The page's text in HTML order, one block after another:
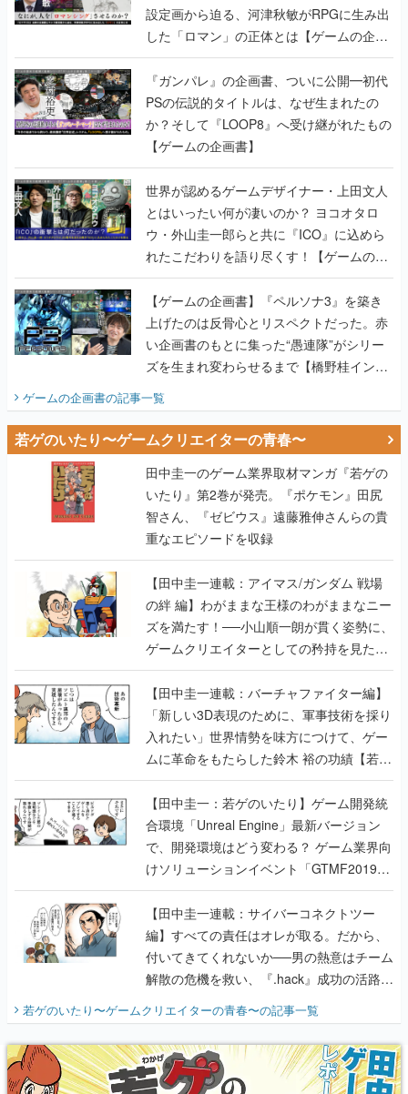
『ガンパレ』の企画書、ついに公開━初代
PSの伝説的タイトルは、なぜ生まれたの
か？そして『LOOP8』へ受け継がれたもの
【ゲームの企画書】
世界が認めるゲームデザイナー・上田文人
とはいったい何が凄いのか？ ヨコオタロ
ウ・外山圭一郎らと共に『ICO』に込めら
れたこだわりを語り尽くす！【ゲームの企
画書】
【ゲームの企画書】『ペルソナ3』を築き
上げたのは反骨心とリスペクトだった。赤
い企画書のもとに集った“愚連隊”がシリー
ズを生まれ変わらせるまで【橋野桂インタ
ビュー】
ゲームの企画書の記事一覧
若ゲのいたり〜ゲームクリエイターの青春〜
田中圭一のゲーム業界取材マンガ『若ゲの
いたり』第2巻が発売。『ポケモン』田尻
智さん、『ゼビウス』遠藤雅伸さんらの貴
重なエピソードを収録
【田中圭一連載：アイマス/ガンダム 戦場
の絆 編】わがままな王様のわがままなニー
ズを満たす！──小山順一朗が貫く姿勢に、
ゲームクリエイターとしての矜持を見た
【若ゲのいたり最終回】
【田中圭一連載：バーチャファイター編】
「新しい3D表現のために、軍事技術を採り
入れたい」世界情勢を味方につけて、ゲー
ムに革命をもたらした鈴木 裕の功績【若ゲ
のいたり】
【田中圭一：若ゲのいたり】ゲーム開発統
合環境「Unreal Engine」最新バージョン
で、開発環境はどう変わる？ ゲーム業界向
けソリューションイベント「GTMF2019」
に行って、より理解を深めよう【PR】
【田中圭一連載：サイバーコネクトツー
編】すべての責任はオレが取る。だから、
付いてきてくれないか──男の熱意はチーム
解散の危機を救い、『.hack』成功の活路を
開く。業界の快男児・松山 洋に流れる血は
『少年ジャンプ』色だった【若ゲのいた
り】
若ゲのいたり〜ゲームクリエイターの青春〜の記事一覧